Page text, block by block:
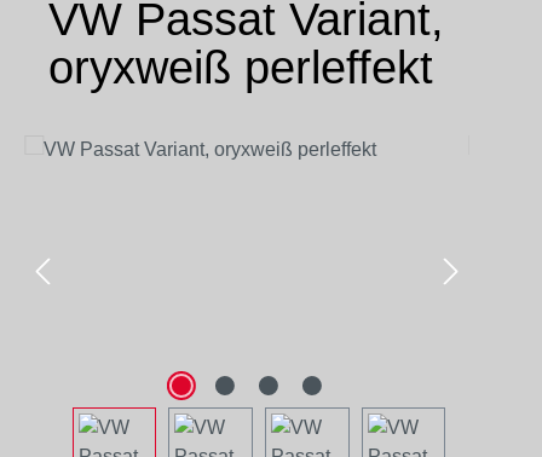
VW Passat Variant,
oryxweiß perleffekt
Bildergalerie überspringen